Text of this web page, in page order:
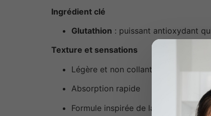
Ingrédient clé
Glutathion : puissant antioxydant
Texture et sensations
Légère et non collante
Absorption rapide
Formule inspirée de la dermatologie